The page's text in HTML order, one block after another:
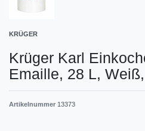
KRÜGER
Krüger Karl
Emaille, 28 L,
Artikelnummer 13373